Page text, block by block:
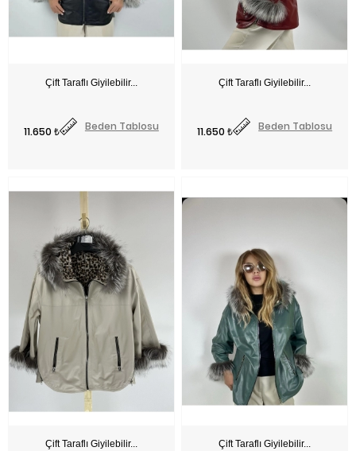
11.650 ₺
Beden Tablosu
11.650 ₺
Beden Tablosu